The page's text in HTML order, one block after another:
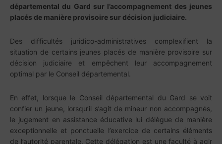
départemental du Gard sur l’accompagnement des jeunes
placés de manière provisoire sur décision judiciaire.
Des difficultés juridico-administratives complexifient la
situation de certains jeunes placés de manière provisoire sur
décision judiciaire et empêchent leur accompagnement
optimal par le Conseil départemental.
En effet, lorsque le Conseil départemental du Gard se voit
confier un jeune, lorsqu’il s’agit de mineur non accompagnés,
le jugement en assistance éducative lui délègue de manière
exceptionnelle et ponctuelle l’exercice de certains éléments
de l’autorité parentale. Cette délégation est une faculté à agir